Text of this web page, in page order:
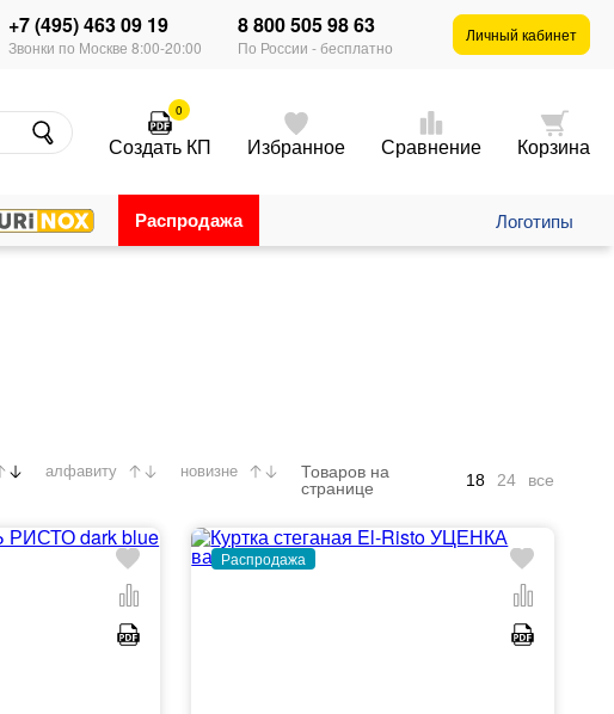
+7 (495) 463 09 19
Звонки по Москве 8:00-20:00
8 800 505 98 63
По России - бесплатно
Личный кабинет
0
Создать КП Избранное Сравнение Корзина
Распродажа Логотипы
алфавиту новизне Товаров на
странице 18 24 все
Распродажа
×